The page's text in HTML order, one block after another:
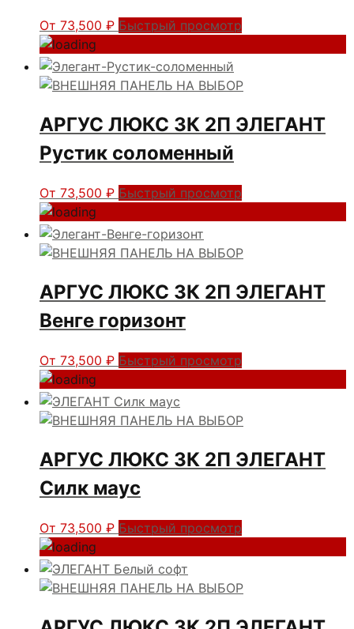
От 73,500 ₽ Быстрый просмотр
АРГУС ЛЮКС 3К 2П ЭЛЕГАНТ
Рустик соломенный
От 73,500 ₽ Быстрый просмотр
АРГУС ЛЮКС 3К 2П ЭЛЕГАНТ
Венге горизонт
От 73,500 ₽ Быстрый просмотр
АРГУС ЛЮКС 3К 2П ЭЛЕГАНТ
Силк маус
От 73,500 ₽ Быстрый просмотр